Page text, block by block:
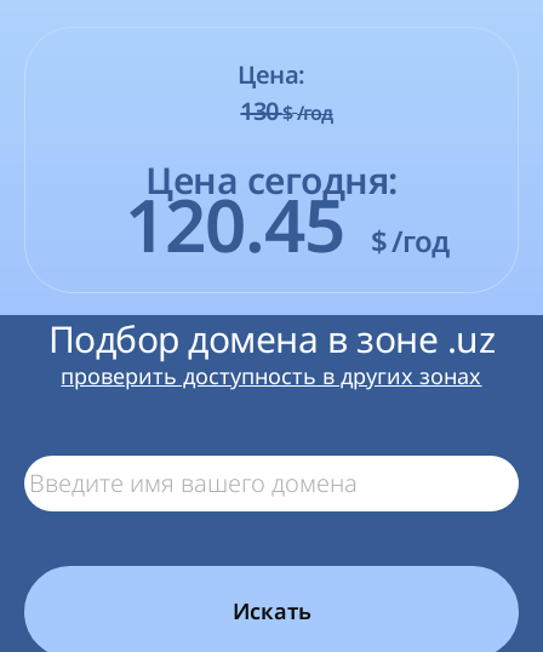
Цена:
130$ /год
Цена сегодня:
120.45 $/год
Подбор домена в зоне .uz
проверить доступность в других зонах
Искать